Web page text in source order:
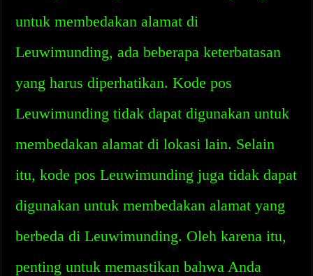
untuk membedakan alamat di
Leuwimunding, ada beberapa keterbatasan
yang harus diperhatikan. Kode pos
Leuwimunding tidak dapat digunakan untuk
membedakan alamat di lokasi lain. Selain
itu, kode pos Leuwimunding juga tidak dapat
digunakan untuk membedakan alamat yang
berbeda di Leuwimunding. Oleh karena itu,
penting untuk memastikan bahwa Anda